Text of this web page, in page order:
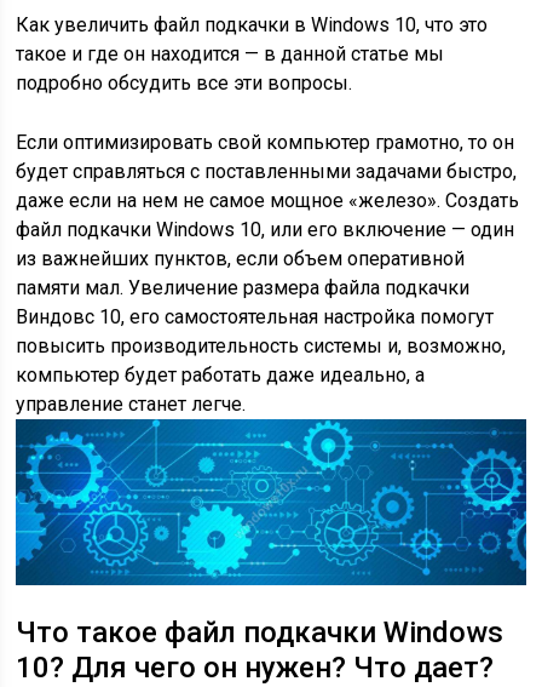
Как увеличить файл подкачки в Windows 10, что это
такое и где он находится — в данной статье мы
подробно обсудить все эти вопросы.
Если оптимизировать свой компьютер грамотно, то он
будет справляться с поставленными задачами быстро,
даже если на нем не самое мощное «железо». Создать
файл подкачки Windows 10, или его включение — один
из важнейших пунктов, если объем оперативной
памяти мал. Увеличение размера файла подкачки
Виндовс 10, его самостоятельная настройка помогут
повысить производительность системы и, возможно,
компьютер будет работать даже идеально, а
управление станет легче.
Что такое файл подкачки Windows
10? Для чего он нужен? Что дает?